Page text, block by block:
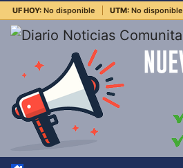
UF HOY: No disponible UTM: No disponible